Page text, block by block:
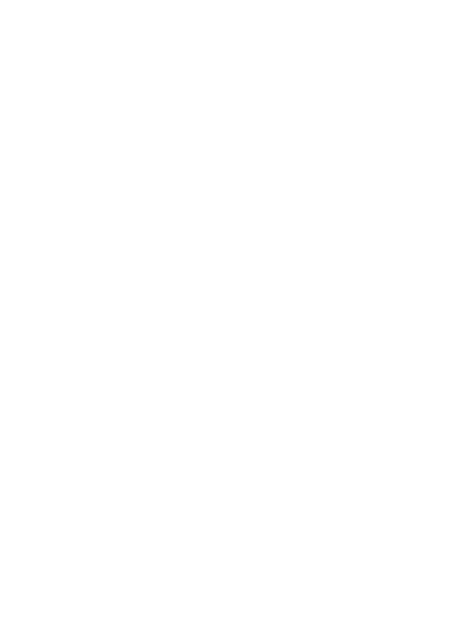
にご登録され
の共同利用者
をご了承くだ
ありません。
年1月12日よ
ない年数を意
知します。
ロン制御